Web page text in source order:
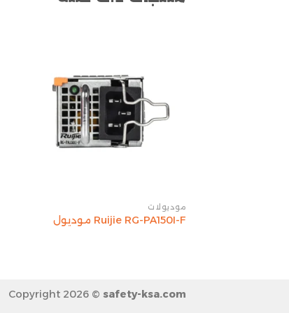
موديولات
Ruijie RG-PA150I-F موديول
Copyright 2026 © safety-ksa.com